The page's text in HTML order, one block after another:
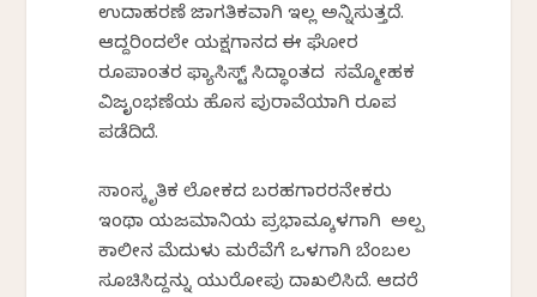
ಉದಾಹರಣೆ ಜಾಗತಿಕವಾಗಿ ಇಲ್ಲ ಅನ್ನಿಸುತ್ತದೆ.
ಆದ್ದರಿಂದಲೇ ಯಕ್ಷಗಾನದ ಈ ಘೋರ
ರೂಪಾಂತರ ಫ್ಯಾಸಿಸ್ಟ್‌ ಸಿದ್ಧಾಂತದ ಸಮ್ಮೋಹಕ
ವಿಜೃಂಭಣೆಯ ಹೊಸ ಪುರಾವೆಯಾಗಿ ರೂಪ
ಪಡೆದಿದೆ.
ಸಾಂಸ್ಕೃತಿಕ ಲೋಕದ ಬರಹಗಾರರನೇಕರು
ಇಂಥಾ ಯಜಮಾನಿಕೆಯ ಪ್ರಭಾವಕ್ಕೊಳಗಾಗಿ ಅಲ್ಪ
ಕಾಲೀನ ಮೆದುಳು ಮರೆವೆಗೆ ಒಳಗಾಗಿ ಬೆಂಬಲ
ಸೂಚಿಸಿದ್ದನ್ನು ಯುರೋಪು ದಾಖಲಿಸಿದೆ. ಆದರೆ